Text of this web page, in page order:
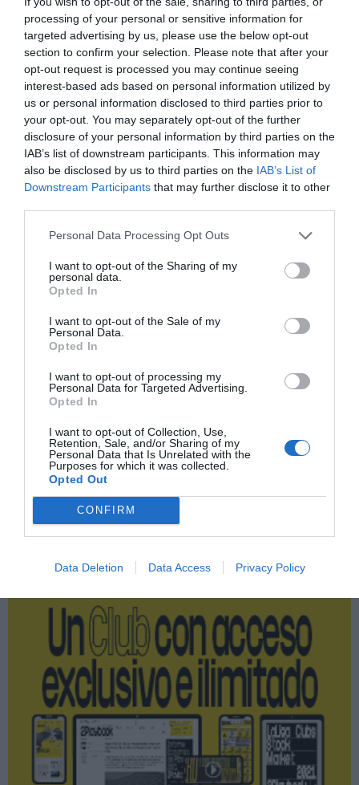
processing of your personal or sensitive information for
targeted advertising by us, please use the below opt-out
section to confirm your selection. Please note that after your
opt-out request is processed you may continue seeing
interest-based ads based on personal information utilized by
us or personal information disclosed to third parties prior to
your opt-out. You may separately opt-out of the further
disclosure of your personal information by third parties on the
IAB’s list of downstream participants. This information may
also be disclosed by us to third parties on the IAB’s List of
Downstream Participants that may further disclose it to other
Personal Data Processing Opt Outs
I want to opt-out of the Sharing of my
personal data.
Opted In
I want to opt-out of the Sale of my
Personal Data.
Opted In
I want to opt-out of processing my
Personal Data for Targeted Advertising.
Opted In
I want to opt-out of Collection, Use,
Retention, Sale, and/or Sharing of my
Personal Data that Is Unrelated with the
Purposes for which it was collected.
Opted Out
CONFIRM
Data Deletion Data Access Privacy Policy
Índex2P
Club Pilates
Intelligence 2Pes la unidad de estrategia e
inteligencia de mercado de 2Playbook, cuya plataforma
de datos monitoriza en tiempo real el negocio de medio
centenar de cadenas de gimnasios, para analizar y
comparar el rendimiento anual de las compañías en sus
distintas líneas de actividad.
La plataforma incluye un geolocalizador con más de
16.000 centros deportivos en España, Portugal, Italia y
Francia, categorizados por cadena, ubicación, segmento
de negocio, servicios y precios. Si quieres más
información, contacta con nosotros en
intelligence@2playbook.com.
de forma gratuita
ACTIVAR AHORA
Compartir
2Playbook Club